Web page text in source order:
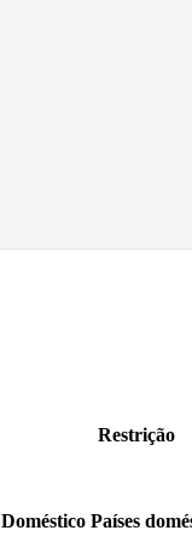
Restrição
Doméstico Países